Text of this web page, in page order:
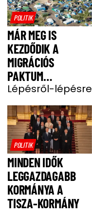
POLITIK
MÁR MEG IS
KEZDŐDIK A
MIGRÁCIÓS
PAKTUM
BEVEZETÉSE
Lépésről-lépésre
POLITIK
MINDEN IDŐK
LEGGAZDAGABB
KORMÁNYA A
TISZA-KORMÁNY